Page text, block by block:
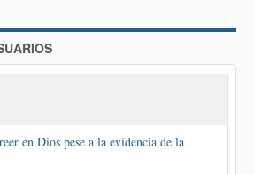
en Dios pese a la evidencia de la